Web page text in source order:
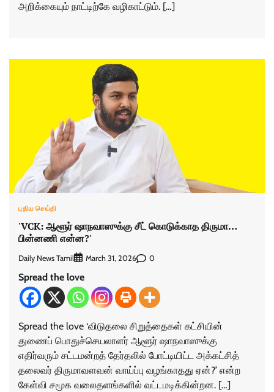
அறிக்கையும் நாட்டிற்கே வழிகாட்டும். […]
புதிய செய்தி
'VCK: ஆளூர் ஷாநவாஸுக்கு சீட் கொடுக்காத திருமா…
பின்னணி என்ன?'
Daily News Tamil March 31, 2026 0
Spread the love
Spread the love ‘விடுதலை சிறுத்தைகள் கட்சியின்
துணைப் பொதுச்செயலாளர் ஆளூர் ஷாநவாஸுக்கு
எதிர்வரும் சட்டமன்றத் தேர்தலில் போட்டியிட்ட அக்கட்சித்
தலைவர் திருமாவளவன் வாய்ப்பு வழங்காதது ஏன்?’ என்ற
கேள்வி சமூக வலைதளங்களில் வட்டமடிக்கின்றன. […]